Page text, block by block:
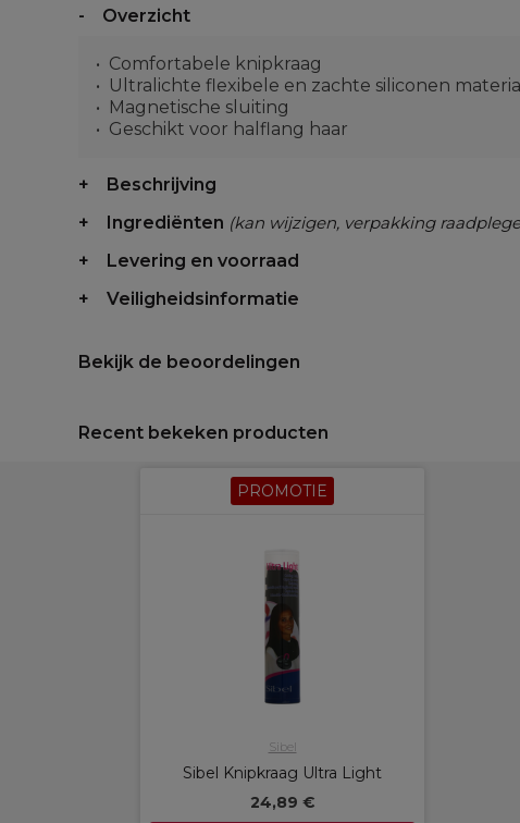
Overzicht
Comfortabele knipkraag
Ultralichte flexibele en zachte siliconen
Magnetische sluiting
Geschikt voor halflang haar
Beschrijving
Ingrediënten (kan wijzigen, verpakking
Levering en voorraad
Veiligheidsinformatie
Bekijk de beoordelingen
Recent bekeken producten
PROMOTIE
Sibel
Sibel Knipkraag Ultra Light
24,89 €